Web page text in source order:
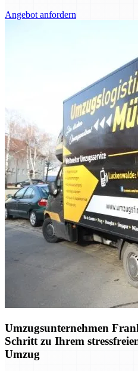
Angebot anfordern
Umzugsunternehmen
Schritt zu Ihrem
Umzug